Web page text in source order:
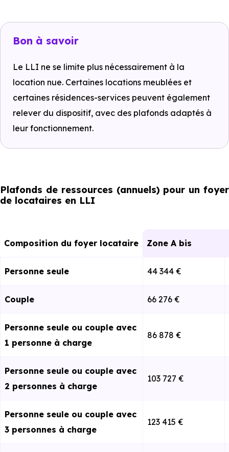
Bon à savoir
Le LLI ne se limite plus nécessairement à la
location nue. Certaines locations meublées et
certaines résidences-services peuvent également
relever du dispositif, avec des plafonds adaptés à
leur fonctionnement.
Plafonds de ressources (annuels) pour un foyer
de locataires en LLI
Composition du foyer locataire Zone A bis
Personne seule 44 344 €
Couple 66 276 €
Personne seule ou couple avec
1 personne à charge
86 878 €
Personne seule ou couple avec
2 personnes à charge
103 727 €
Personne seule ou couple avec
3 personnes à charge
123 415 €